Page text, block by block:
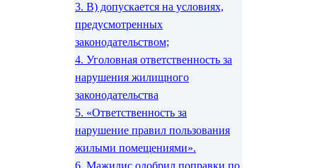
3. В) допускается на условиях,
предусмотренных
законодательством;
4. Уголовная ответственность за
нарушения жилищного
законодательства
5. «Ответственность за
нарушение правил пользования
жилыми помещениями».
6. Мажилис одобрил поправки по